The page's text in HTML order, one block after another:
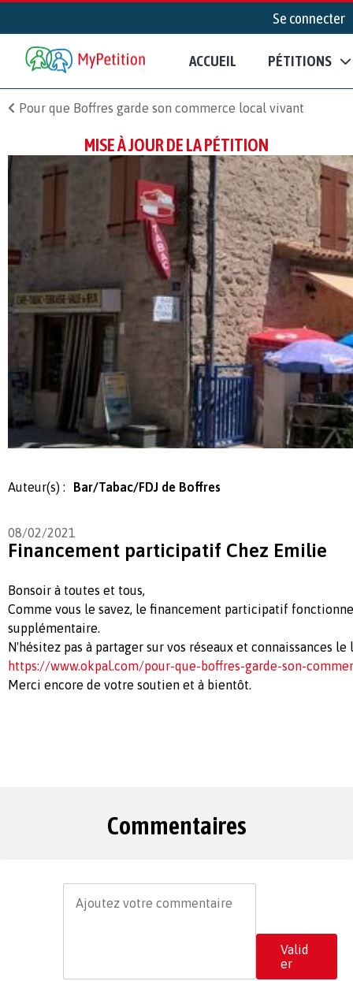
Se connecter
ACCUEIL PÉTITIONS
Pour que Boffres garde son commerce local vivant
MISE À JOUR DE LA PÉTITION
Auteur(s) : Bar/Tabac/FDJ de Boffres
08/02/2021
Financement participatif Chez Emilie
Bonsoir à toutes et tous,
Comme vous le savez, le financement participatif
supplémentaire.
N'hésitez pas à partager sur vos réseaux et connaissances le
https://www.okpal.com/pour-que-boffres-garde-son-
Merci encore de votre soutien et à bientôt.
Commentaires
Valid
er